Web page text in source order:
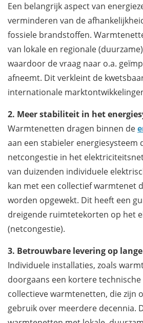
Een belangrijk aspect van
verminderen van de
fossiele brandstoffen.
van lokale en regionale
waardoor de vraag naar o.a.
afneemt. Dit verkleint de
internationale
2. Meer stabiliteit in het
Warmtenetten dragen binnen de
aan een stabieler energiesysteem
netcongestie in het
van duizenden individuele
kan met een collectief warmtenet
worden opgewekt. Dit heeft een
dreigende ruimtetekorten op het
(netcongestie).
3. Betrouwbare levering op
Individuele installaties, zoals
doorgaans een kortere
collectieve warmtenetten, die zijn
gebruik over meerdere decennia.